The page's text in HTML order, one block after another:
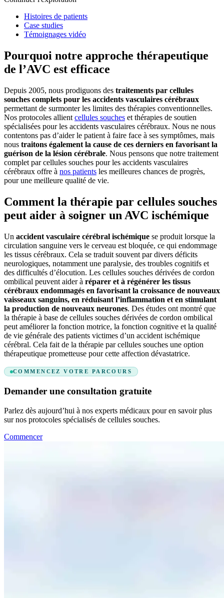
Histoires de patients
Case studies
Témoignages vidéo
Pourquoi notre approche thérapeutique
de l’AVC est efficace
Depuis 2005, nous prodiguons des traitements par cellules
souches complets pour les accidents vasculaires cérébraux
permettant de surmonter les limites des thérapies conventionnelles.
Nos protocoles allient cellules souches et thérapies de soutien
spécialisées pour les accidents vasculaires cérébraux. Nous ne nous
contentons pas d’aider le patient à faire face à ses symptômes, mais
nous traitons également la cause de ces derniers en favorisant la
guérison de la lésion cérébrale. Nous pensons que notre traitement
complet par cellules souches pour les accidents vasculaires
cérébraux offre à nos patients les meilleures chances de progrès,
pour une meilleure qualité de vie.
Comment la thérapie par cellules souches
peut aider à soigner un AVC ischémique
Un accident vasculaire cérébral ischémique se produit lorsque la
circulation sanguine vers le cerveau est bloquée, ce qui endommage
les tissus cérébraux. Cela se traduit souvent par divers déficits
neurologiques, notamment une paralysie, des troubles cognitifs et
des difficultés d’élocution. Les cellules souches dérivées de cordon
ombilical peuvent aider à réparer et à régénérer les tissus
cérébraux endommagés en favorisant la croissance de nouveaux
vaisseaux sanguins, en réduisant l’inflammation et en stimulant
la production de nouveaux neurones. Des études ont montré que
la thérapie à base de cellules souches dérivées de cordon ombilical
peut améliorer la fonction motrice, la fonction cognitive et la qualité
de vie générale des patients victimes d’un accident ischémique
cérébral. Cela fait de la thérapie par cellules souches une option
thérapeutique prometteuse pour cette affection dévastatrice.
COMMENCEZ VOTRE PARCOURS
Demander une consultation gratuite
Parlez dès aujourd’hui à nos experts médicaux pour en savoir plus
sur nos protocoles spécialisés de cellules souches.
Commencer